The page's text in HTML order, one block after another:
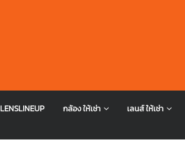
LENSLINEUP กล้อง ให้เช่า เลนส์ ให้เช่า